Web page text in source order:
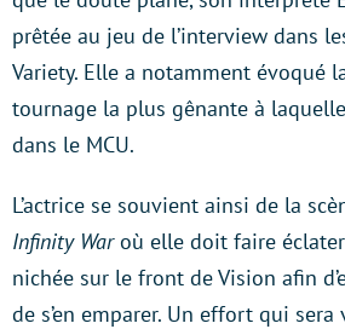
prêtée au jeu de l’interview dans
Variety. Elle a notamment évoqué
tournage la plus gênante à
dans le MCU.
L’actrice se souvient ainsi de la
Infinity Waroù elle doit faire éclater
nichée sur le front de Vision afin
de s’en emparer. Un effort qui